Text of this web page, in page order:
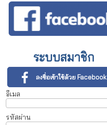
ระบบสมาชิก
ลงชื่อเข้าใช้ด้วย Facebook
อีเมล
รหัสผ่าน